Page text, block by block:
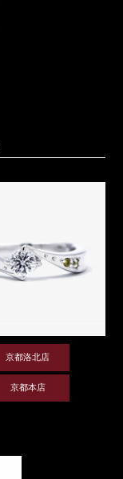
京都洛北店
京都本店